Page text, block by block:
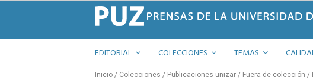
EDITORIAL COLECCIONES TEMAS
Inicio Colecciones Publicaciones unizar Fuera de colección